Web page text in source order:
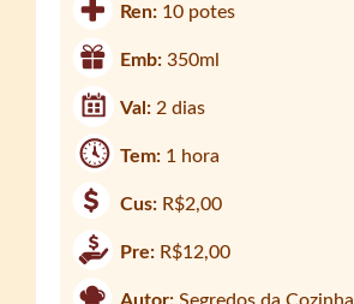
Ren: 10 potes
Emb:350ml
Val: 2 dias
Tem: 1 hora
Cus: R$2,00
Pre: R$12,00
Autor: Segredos da Cozinha